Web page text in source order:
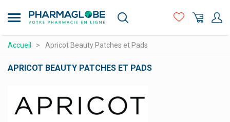
au
principal
Compléments alimentaires
Matériel médical et premiers soins
Accueil Apricot Beauty Patches et Pads
APRICOT BEAUTY PATCHES ET PADS
3m